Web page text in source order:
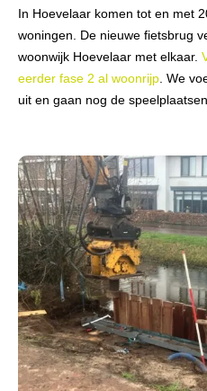
In Hoevelaar komen tot en met
woningen. De nieuwe fietsbrug
woonwijk Hoevelaar met elkaar.
eerder fase 2 al woonrijp . We
uit en gaan nog de